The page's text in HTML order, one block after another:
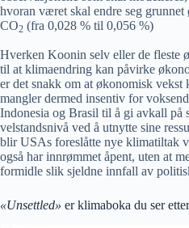
hvoran været skal endre seg
CO2 (fra 0,028 % til 0,056 %)
Hverken Koonin selv eller de fleste
til at klimaendring kan påvirke
er det snakk om at økonomisk
mangler dermed insentiv for
Indonesia og Brasil til å gi avkall på
velstandsnivå ved å utnytte sine
blir USAs foreslåtte nye klimatiltak
også har innrømmet åpent, uten at
formidle slik sjeldne innfall av
«Unsettled» er klimaboka du ser etter